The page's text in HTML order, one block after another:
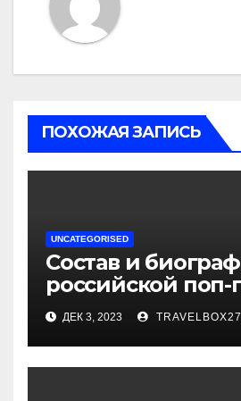
ПОХОЖАЯ ЗАПИСЬ
UNCATEGORISED
Состав и
российской поп-
«Иванушки
— история
и судьбы
ДЕК 3, 2023